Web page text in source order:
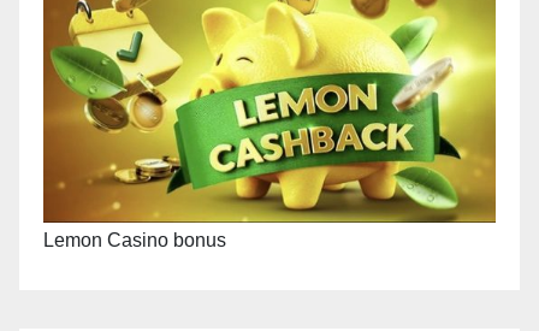
Lemon Casino bonus